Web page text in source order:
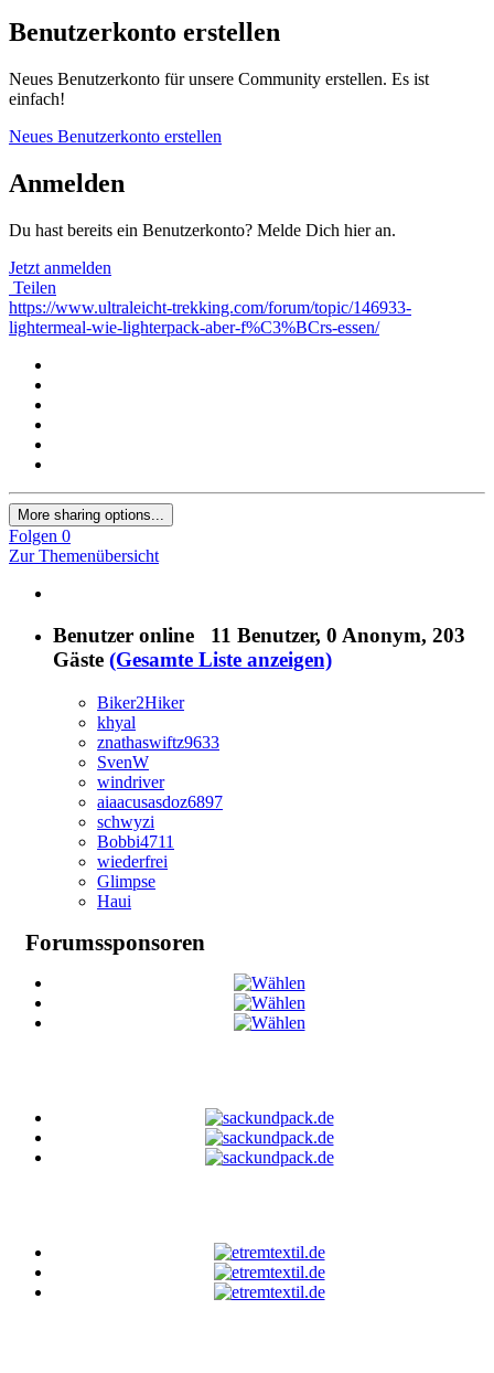
Benutzerkonto erstellen
Neues Benutzerkonto für unsere Community erstellen. Es ist
einfach!
Neues Benutzerkonto erstellen
Anmelden
Du hast bereits ein Benutzerkonto? Melde Dich hier an.
Jetzt anmelden
Teilen
https://www.ultraleicht-trekking.com/forum/topic/146933-
lightermeal-wie-lighterpack-aber-f%C3%BCrs-essen/
More sharing options...
Folgen 0
Zur Themenübersicht
Benutzer online 11 Benutzer, 0 Anonym, 203
Gäste (Gesamte Liste anzeigen)
Biker2Hiker
khyal
znathaswiftz9633
SvenW
windriver
aiaacusasdoz6897
schwyzi
Bobbi4711
wiederfrei
Glimpse
Haui
Forumssponsoren